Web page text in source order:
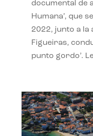
documental de
Humana’, que
2022, junto a
Figueiras,
punto gordo’.